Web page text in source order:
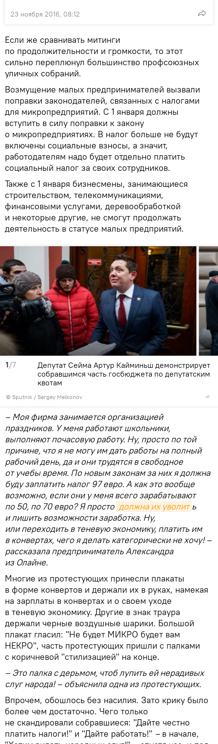
23 ноября 2016, 08:12
Если же сравнивать митинги
по продолжительности и громкости, то этот
сильно переплюнул большинство профсоюзных
уличных собраний.
Возмущение малых предпринимателей вызвали
поправки законодателей, связанных с налогами
для микропредприятий. С 1 января должны
вступить в силу поправки к закону
о микропредприятиях. В налог больше не будут
включены социальные взносы, а значит,
работодателям надо будет отдельно платить
социальный налог за своих сотрудников.
Также с 1 января бизнесмены, занимающиеся
строительством, телекоммуникациями,
финансовыми услугами, деревообработкой
и некоторые другие, не смогут продолжать
деятельность в статусе малых предприятий.
1/7
© Sputnik / Sergey Melkonov
Депутат Сейма Артур Кайминьш демонстрирует
собравшимся часть госбюджета по депутатским
квотам
– Моя фирма занимается организацией
праздников. У меня работают школьники,
выполняют почасовую работу. Ну, просто по той
причине, что я не могу им дать работы на полный
рабочий день, да и они трудятся в свободное
от учебы время. По новым законам за них я должна
буду заплатить налог 97 евро. А как это вообще
возможно, если они у меня всего зарабатывают
по 50, по 70 евро? Я просто должна их уволит ь
и лишить возможности заработка. Ну,
или переходить в теневую экономику, платить им
в конвертах, чего я делать категорически не хочу! –
рассказала предприниматель Александра
из Олайне.
Многие из протестующих принесли плакаты
в форме конвертов и держали их в руках, намекая
на зарплаты в конвертах и о своем уходе
в теневую экономику. Другие в знак траура
держали черные воздушные шарики. Большой
плакат гласил: "Не будет МИКРО будет вам
НЕКРО", часть протестующих пришли с палками
с коричневой "стилизацией" на конце.
– Это палка с дерьмом, чтоб лупить ей нерадивых
слуг народа! – объяснила одна из протестующих.
Впрочем, обошлось без насилия. Зато крику было
более чем достаточно. Чего только
не скандировали собравшиеся: "Дайте честно
платить налоги!" и "Дайте работать!" – в начале,